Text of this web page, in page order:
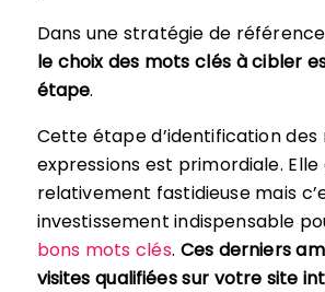
Dans une stratégie de
le choix des mots clés à cibler
étape.
Cette étape d’identification des
expressions est primordiale. Elle
relativement fastidieuse mais
investissement indispensable
bons mots clés. Ces derniers
visites qualifiées sur votre site